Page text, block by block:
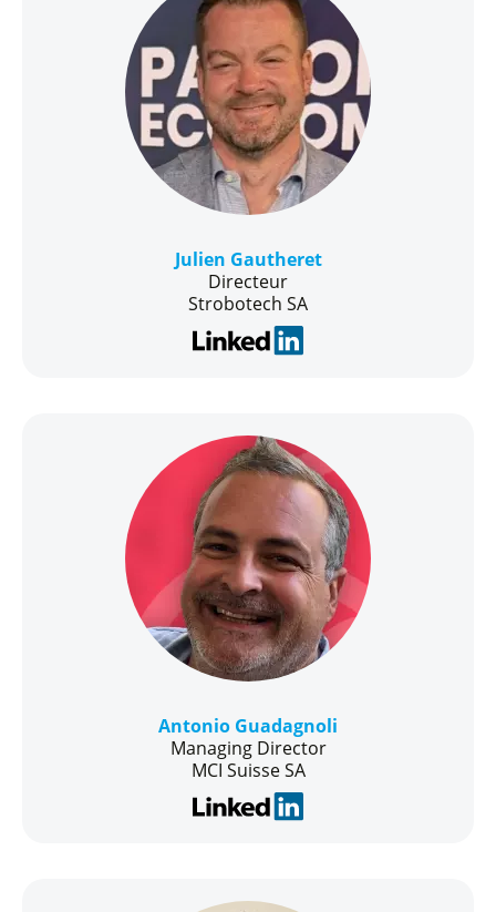
Julien Gautheret
Directeur
Strobotech SA
Antonio Guadagnoli
Managing Director
MCI Suisse SA